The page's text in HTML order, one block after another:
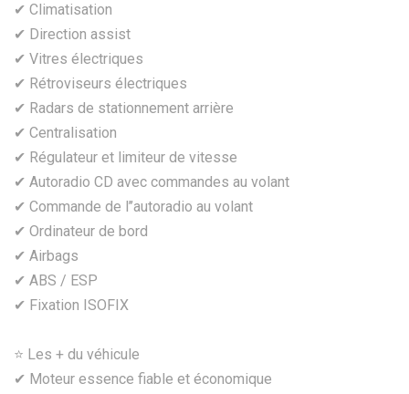
✔ Climatisation
✔ Direction assist
✔ Vitres électriques
✔ Rétroviseurs électriques
✔ Radars de stationnement arrière
✔ Centralisation
✔ Régulateur et limiteur de vitesse
✔ Autoradio CD avec commandes au volant
✔ Commande de l’’autoradio au volant
✔ Ordinateur de bord
✔ Airbags
✔ ABS / ESP
✔ Fixation ISOFIX
⭐ Les + du véhicule
✔ Moteur essence fiable et économique